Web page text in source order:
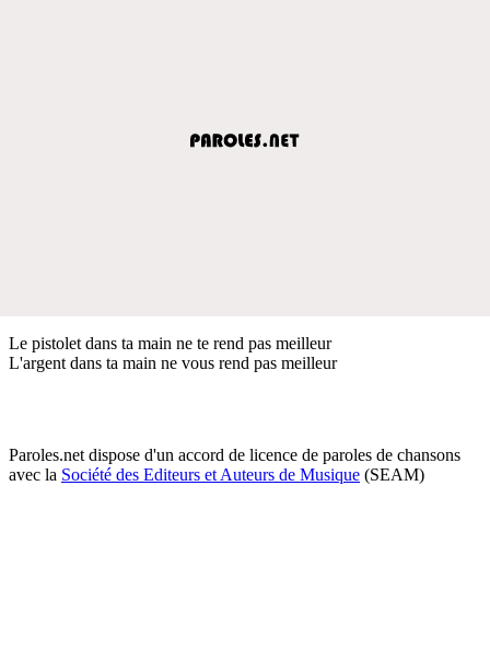
Le pistolet dans ta main ne te rend pas meilleur
L'argent dans ta main ne vous rend pas meilleur
Paroles.net dispose d'un accord de licence de paroles de chansons
avec la Société des Editeurs et Auteurs de Musique (SEAM)